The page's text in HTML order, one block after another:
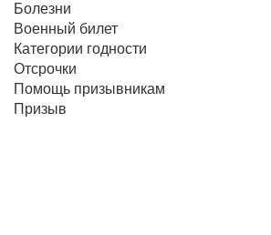
Болезни
Военный билет
Категории годности
Отсрочки
Помощь призывникам
Призыв